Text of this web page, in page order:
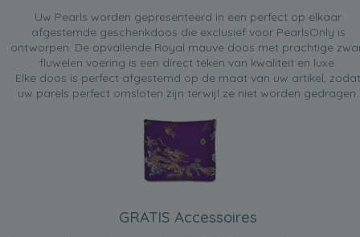
Uw Pearls worden gepresenteerd in een perfect op elkaar
afgestemde geschenkdoos die exclusief voor PearlsOnly is
ontworpen. De opvallende Royal mauve doos met prachtige
fluwelen voering is een direct teken van kwaliteit en luxe.
Elke doos is perfect afgestemd op de maat van uw artikel, zodat
uw parels perfect omsloten zijn terwijl ze niet worden gedragen.
GRATIS Accessoires